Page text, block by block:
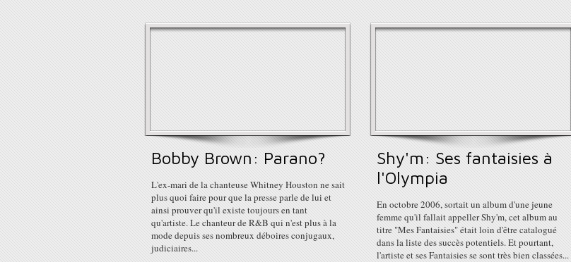
Bobby Brown: Parano?
L'ex-mari de la chanteuse Whitney Houston ne sait
plus quoi faire pour que la presse parle de lui et
ainsi prouver qu'il existe toujours en tant
qu'artiste. Le chanteur de R&B qui n'est plus à la
mode depuis ses nombreux déboires conjugaux,
judiciaires...
Shy'm: Ses fantaisies à
l'Olympia
En octobre 2006, sortait un album d'une jeune
femme qu'il fallait appeller Shy'm, cet album au
titre "Mes Fantaisies" était loin d'être catalogué
dans la liste des succès potentiels. Et pourtant,
l'artiste et ses Fantaisies se sont très bien classées...